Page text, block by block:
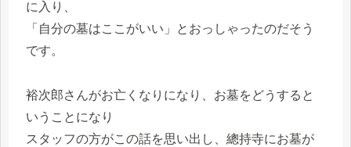
に入り、
「自分の墓はここがいい」とおっしゃったのだそう
です。
裕次郎さんがお亡くなりになり、お墓をどうすると
いうことになり
スタッフの方がこの話を思い出し、總持寺にお墓が